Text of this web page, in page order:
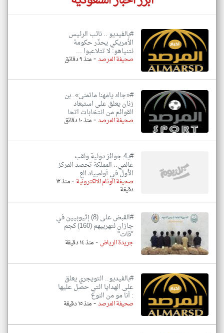
#بالفيديو .. نائب الرئيس
الأمريكي يحذّر حكومة
نتنياهو: لا تتلاعبوا ...
صحيفة المرصد-منذ ٩ دقائق
#«جاك يامهنا ماتمنى»..بن
زنان يعلق على استبعاد
القوائم من انتخابات اتحا
صحيفة المرصد-منذ ١٠ دقائق
#بـ4 جوائز دولية ولقب
عالمي.. المملكة تحصد المركز
الأول في أولمبياد الع
صحيفة الوئام الالكترونية - منذ ١٢
دقيقة
#القبض على (8) إثيوبيين في
جازان لتهريبهم (160) كجم
"قات"
جريدة الرياض -منذ ١٤ دقيقة
#بالفيديو.. التويجري يعلق
على الهدايا التي حصل عليها
: ‏أنا مو من النوع
صحيفة المرصد-منذ ١٥ دقيقة